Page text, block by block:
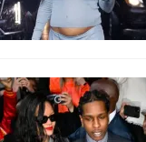
Công nghệ
Hitech Công nghệ
Sản phẩm